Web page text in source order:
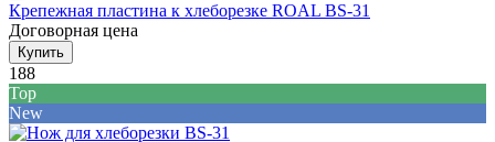
Крепежная пластина к хлеборезке ROAL BS-31
Договорная цена
Купить
188
Top
New